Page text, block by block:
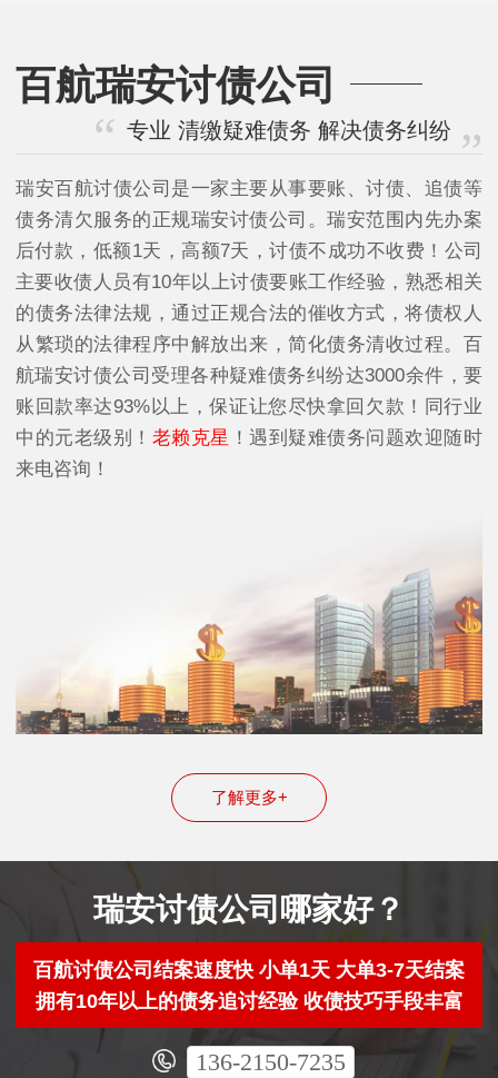
百航瑞安讨债公司
专业 清缴疑难债务 解决债务纠纷
瑞安百航讨债公司是一家主要从事要账、讨债、追债等
债务清欠服务的正规瑞安讨债公司。瑞安范围内先办案
后付款，低额1天，高额7天，讨债不成功不收费！公司
主要收债人员有10年以上讨债要账工作经验，熟悉相关
的债务法律法规，通过正规合法的催收方式，将债权人
从繁琐的法律程序中解放出来，简化债务清收过程。百
航瑞安讨债公司受理各种疑难债务纠纷达3000余件，要
账回款率达93%以上，保证让您尽快拿回欠款！同行业
中的元老级别！ 老赖克星 ！遇到疑难债务问题欢迎随时
来电咨询！
了解更多+
瑞安讨债公司哪家好？
百航讨债公司结案速度快 小单1天 大单3-7天结案
拥有10年以上的债务追讨经验 收债技巧手段丰富
136-2150-7235